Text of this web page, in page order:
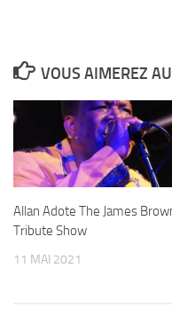
VOUS AIMEREZ
Allan Adote The James
Tribute Show
11 MAI 2021